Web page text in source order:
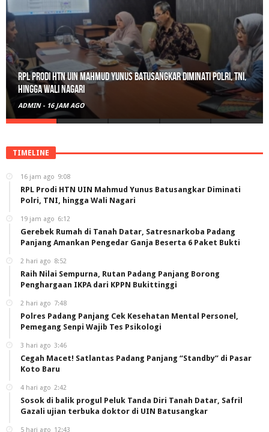
RPL Prodi HTN UIN Mahmud Yunus Batusangkar Diminati Polri, TNI,
hingga Wali Nagari
ADMIN - 16 JAM AGO
TIMELINE
16 jam ago 9:08
RPL Prodi HTN UIN Mahmud Yunus Batusangkar Diminati
Polri, TNI, hingga Wali Nagari
19 jam ago 6:12
Gerebek Rumah di Tanah Datar, Satresnarkoba Padang
Panjang Amankan Pengedar Ganja Beserta 6 Paket Bukti
2 hari ago 8:52
Raih Nilai Sempurna, Rutan Padang Panjang Borong
Penghargaan IKPA dari KPPN Bukittinggi
2 hari ago 7:48
Polres Padang Panjang Cek Kesehatan Mental Personel,
Pemegang Senpi Wajib Tes Psikologi
3 hari ago 3:46
Cegah Macet! Satlantas Padang Panjang “Standby” di Pasar
Koto Baru
4 hari ago 2:42
Sosok di balik progul Peluk Tanda Diri Tanah Datar, Safril
Gazali ujian terbuka doktor di UIN Batusangkar
5 hari ago 12:43